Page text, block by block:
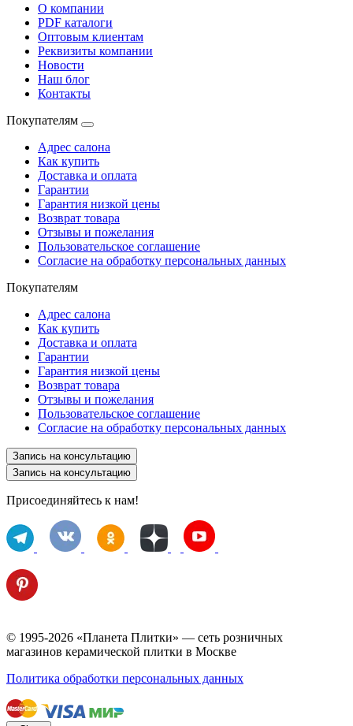
О компании
PDF каталоги
Оптовым клиентам
Реквизиты компании
Новости
Наш блог
Контакты
Покупателям
Адрес салона
Как купить
Доставка и оплата
Гарантии
Гарантия низкой цены
Возврат товара
Отзывы и пожелания
Пользовательское соглашение
Согласие на обработку персональных данных
Покупателям
Адрес салона
Как купить
Доставка и оплата
Гарантии
Гарантия низкой цены
Возврат товара
Отзывы и пожелания
Пользовательское соглашение
Согласие на обработку персональных данных
Запись на консультацию
Запись на консультацию
Присоединяйтесь к нам!
© 1995-2026 «Планета Плитки» — сеть розничных
магазинов керамической плитки в Москве
Политика обработки персональных данных